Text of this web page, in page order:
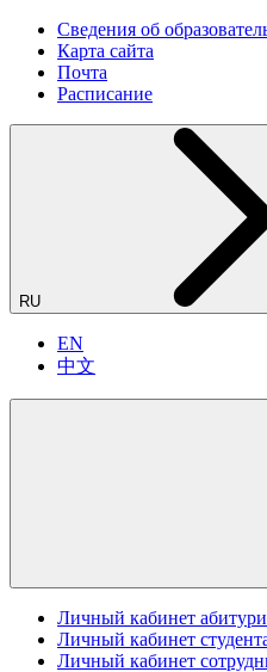
Сведения об
Карта сайта
Почта
Расписание
RU
EN
中文
Личный кабинет
Личный кабинет
Личный кабинет